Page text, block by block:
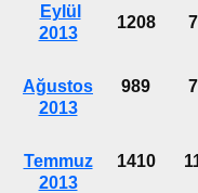
Eylül
2013
1208
Ağustos
2013
989
Temmuz
2013
1410